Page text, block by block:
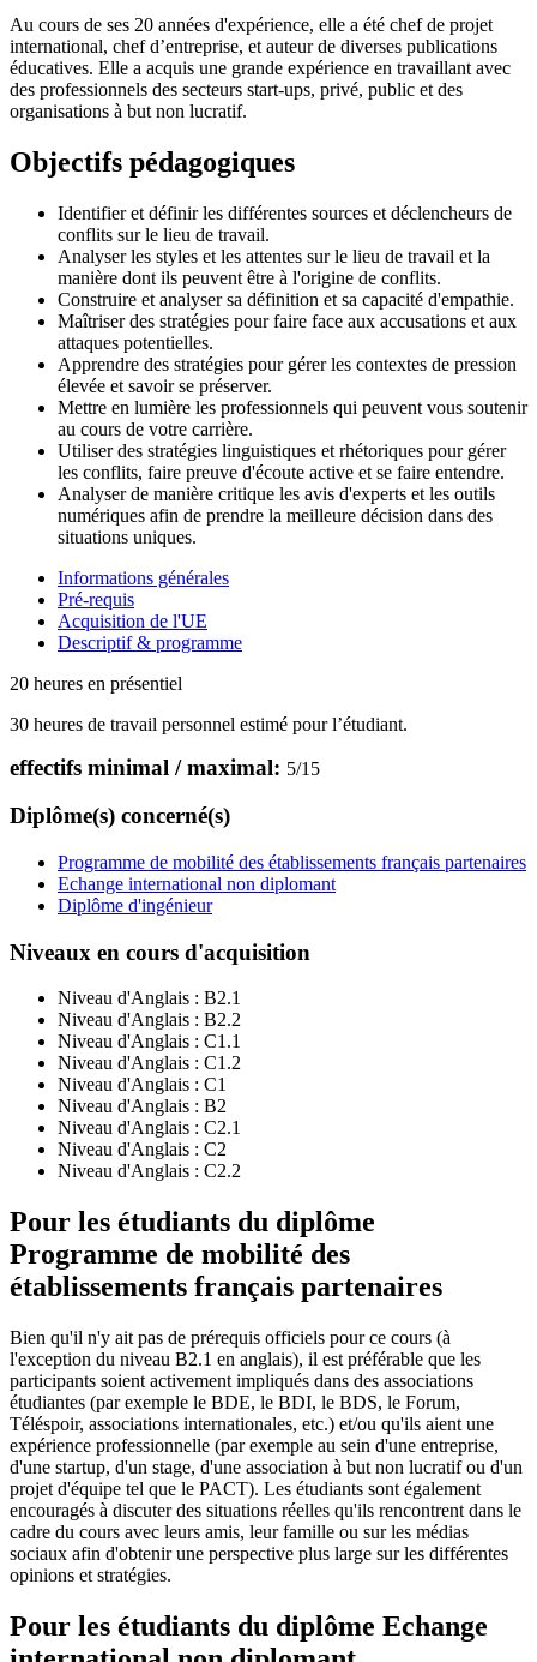
Au cours de ses 20 années d'expérience, elle a été chef de projet
international, chef d’entreprise, et auteur de diverses publications
éducatives. Elle a acquis une grande expérience en travaillant avec
des professionnels des secteurs start-ups, privé, public et des
organisations à but non lucratif.
Objectifs pédagogiques
Identifier et définir les différentes sources et déclencheurs de
conflits sur le lieu de travail.
Analyser les styles et les attentes sur le lieu de travail et la
manière dont ils peuvent être à l'origine de conflits.
Construire et analyser sa définition et sa capacité d'empathie.
Maîtriser des stratégies pour faire face aux accusations et aux
attaques potentielles.
Apprendre des stratégies pour gérer les contextes de pression
élevée et savoir se préserver.
Mettre en lumière les professionnels qui peuvent vous soutenir
au cours de votre carrière.
Utiliser des stratégies linguistiques et rhétoriques pour gérer
les conflits, faire preuve d'écoute active et se faire entendre.
Analyser de manière critique les avis d'experts et les outils
numériques afin de prendre la meilleure décision dans des
situations uniques.
Informations générales
Pré-requis
Acquisition de l'UE
Descriptif & programme
20 heures en présentiel
30 heures de travail personnel estimé pour l’étudiant.
effectifs minimal / maximal: 5/15
Diplôme(s) concerné(s)
Programme de mobilité des établissements français partenaires
Echange international non diplomant
Diplôme d'ingénieur
Niveaux en cours d'acquisition
Niveau d'Anglais : B2.1
Niveau d'Anglais : B2.2
Niveau d'Anglais : C1.1
Niveau d'Anglais : C1.2
Niveau d'Anglais : C1
Niveau d'Anglais : B2
Niveau d'Anglais : C2.1
Niveau d'Anglais : C2
Niveau d'Anglais : C2.2
Pour les étudiants du diplôme
Programme de mobilité des
établissements français partenaires
Bien qu'il n'y ait pas de prérequis officiels pour ce cours (à
l'exception du niveau B2.1 en anglais), il est préférable que les
participants soient activement impliqués dans des associations
étudiantes (par exemple le BDE, le BDI, le BDS, le Forum,
Téléspoir, associations internationales, etc.) et/ou qu'ils aient une
expérience professionnelle (par exemple au sein d'une entreprise,
d'une startup, d'un stage, d'une association à but non lucratif ou d'un
projet d'équipe tel que le PACT). Les étudiants sont également
encouragés à discuter des situations réelles qu'ils rencontrent dans le
cadre du cours avec leurs amis, leur famille ou sur les médias
sociaux afin d'obtenir une perspective plus large sur les différentes
opinions et stratégies.
Pour les étudiants du diplôme Echange